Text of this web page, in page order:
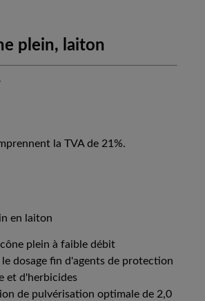
plein, laiton
la TVA de 21%.
en laiton
plein à faible débit
le dosage fin d'agents de protection
et d'herbicides
de pulvérisation optimale de 2,0